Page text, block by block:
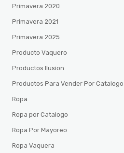
Primavera 2020
Primavera 2021
Primavera 2025
Producto Vaquero
Productos Ilusion
Productos Para Vender Por Catalogo
Ropa
Ropa por Catalogo
Ropa Por Mayoreo
Ropa Vaquera